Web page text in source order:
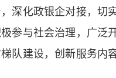
深化政银企对接，切
参与社会治理，广泛
队建设，创新服务内